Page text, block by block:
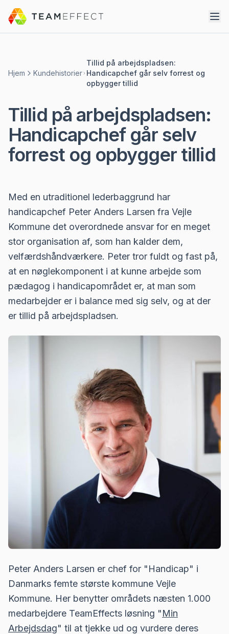
Hjem Kundehistorier
Tillid på arbejdspladsen:
Handicapchef går selv forrest og
opbygger tillid
Tillid på arbejdspladsen:
Handicapchef går selv
forrest og opbygger tillid
Med en utraditionel lederbaggrund har
handicapchef Peter Anders Larsen fra Vejle
Kommune det overordnede ansvar for en meget
stor organisation af, som han kalder dem,
velfærdshåndværkere. Peter tror fuldt og fast på,
at en nøglekomponent i at kunne arbejde som
pædagog i handicapområdet er, at man som
medarbejder er i balance med sig selv, og at der
er tillid på arbejdspladsen.
Peter Anders Larsen er chef for "Handicap" i
Danmarks femte største kommune Vejle
Kommune. Her benytter områdets næsten 1.000
medarbejdere TeamEffects løsning "Min
Arbejdsdag" til at tjekke ud og vurdere deres